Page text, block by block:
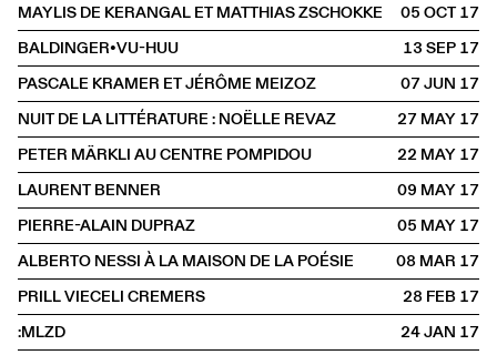
MAYLIS DE KERANGAL ET MATTHIAS ZSCHOKKE
05 OCT2017
BALDINGER•VU-HUU
13 SEP2017
PASCALE KRAMER ET JÉRÔME MEIZOZ
07 JUN2017
NUIT DE LA LITTÉRATURE : NOËLLE REVAZ
27 MAY2017
PETER MÄRKLI AU CENTRE POMPIDOU
22 MAY2017
LAURENT BENNER
09 MAY2017
PIERRE-ALAIN DUPRAZ
05 MAY2017
ALBERTO NESSI À LA MAISON DE LA POÉSIE
08 MAR2017
PRILL VIECELI CREMERS
28 FEB2017
:MLZD
24 JAN2017